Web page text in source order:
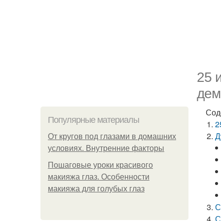
25
Популярные материалы
От кругов под глазами в домашних
условиях. Внутренние факторы
Пошаговые уроки красивого
макияжа глаз. Особенности
макияжа для голубых глаз